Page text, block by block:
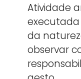
Atividade
executada
da
observar